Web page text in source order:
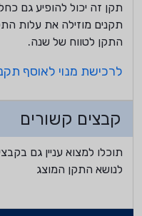
תקן זה יכול להופיע גם
תקנים מוזילה את עלות
התקן לטווח של שנה.
לרכישת מנוי לאוסף
קבצים קשורים
תוכלו למצוא עניין גם
לנושא התקן המוצג